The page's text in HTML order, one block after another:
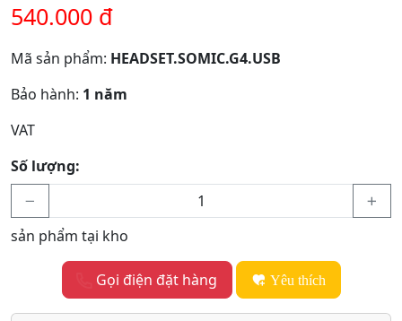
540.000 đ
Mã sản phẩm: HEADSET.SOMIC.G4.USB
Bảo hành: 1 năm
VAT
Số lượng:
sản phẩm tại kho
Gọi điện đặt hàng Yêu thích